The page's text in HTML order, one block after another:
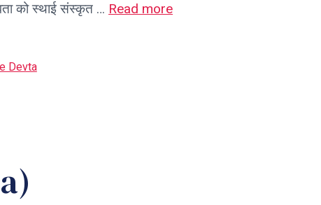
को स्थाई संस्कृत … Read more
Devta